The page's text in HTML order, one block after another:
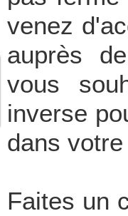
venez
auprès
vous
inverse
dans
Faites un